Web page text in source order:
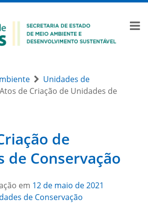
Unidades de
Atos de Criação de Unidades de
de
de Conservação
em 12 de maio de 2021
de Conservação